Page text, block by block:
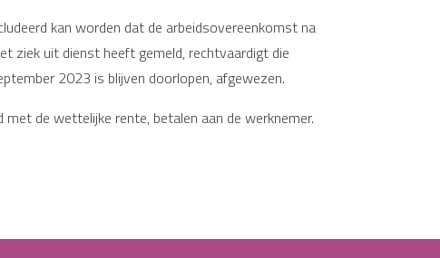
kan worden dat de arbeidsovereenkomst na
ziek uit dienst heeft gemeld, rechtvaardigt die
2023 is blijven doorlopen, afgewezen.
de wettelijke rente, betalen aan de werknemer.